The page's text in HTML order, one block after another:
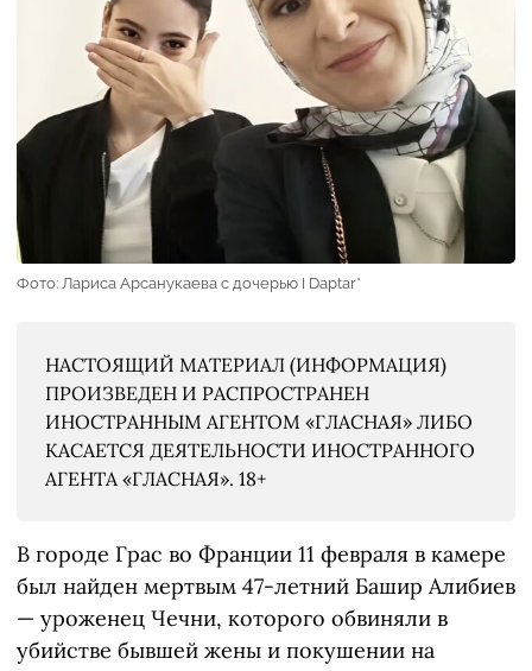
Фото: Лариса Арсанукаева с дочерью I Daptar*
НАСТОЯЩИЙ МАТЕРИАЛ (ИНФОРМАЦИЯ)
ПРОИЗВЕДЕН И РАСПРОСТРАНЕН
ИНОСТРАННЫМ АГЕНТОМ «ГЛАСНАЯ» ЛИБО
КАСАЕТСЯ ДЕЯТЕЛЬНОСТИ ИНОСТРАННОГО
АГЕНТА «ГЛАСНАЯ». 18+
В городе Грас во Франции 11 февраля в камере
был найден мертвым 47-летний Башир Алибиев
— уроженец Чечни, которого обвиняли в
убийстве бывшей жены и покушении на